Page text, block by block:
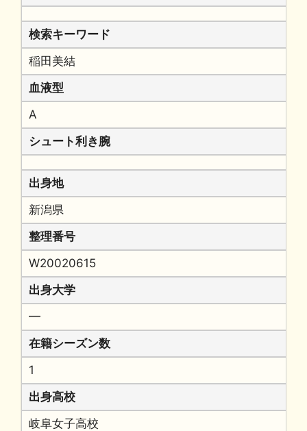
検索キーワード
稲田美結
血液型
A
シュート利き腕
出身地
新潟県
整理番号
W20020615
出身大学
━
在籍シーズン数
1
出身高校
岐阜女子高校